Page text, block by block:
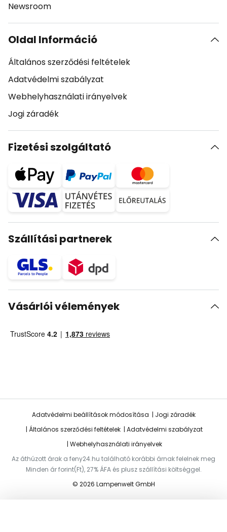
Newsroom
Oldal Információ
Általános szerződési feltételek
Adatvédelmi szabályzat
Webhelyhasználati irányelvek
Jogi záradék
Fizetési szolgáltató
Szállítási partnerek
Vásárlói vélemények
Adatvédelmi beállítások módosítása
Jogi záradék
Általános szerződési feltételek
Adatvédelmi szabályzat
Webhelyhasználati irányelvek
Az áthúzott árak a feny24.hu található korábbi árnak felelnek meg
Minden ár forint(Ft), 27% ÁFA és plusz szállítási költséggel.
© 2026 Lampenwelt GmbH